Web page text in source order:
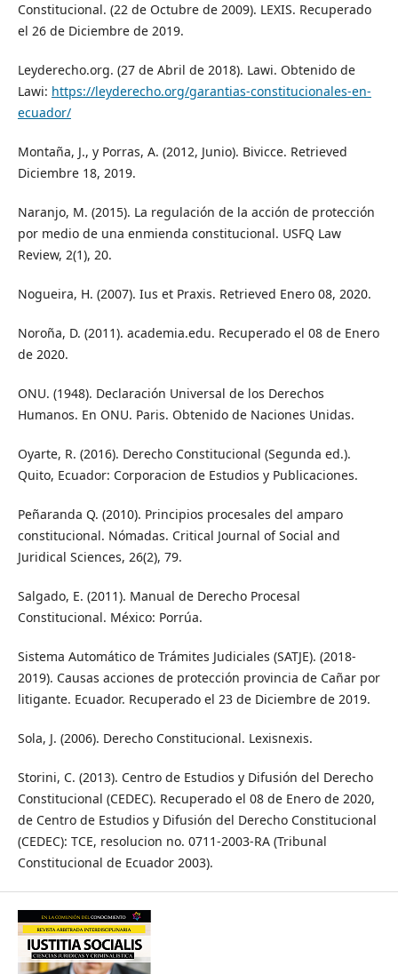
Constitucional. (22 de Octubre de 2009). LEXIS. Recuperado
el 26 de Diciembre de 2019.
Leyderecho.org. (27 de Abril de 2018). Lawi. Obtenido de
Lawi: https://leyderecho.org/garantias-constitucionales-en-
ecuador/
Montaña, J., y Porras, A. (2012, Junio). Bivicce. Retrieved
Diciembre 18, 2019.
Naranjo, M. (2015). La regulación de la acción de protección
por medio de una enmienda constitucional. USFQ Law
Review, 2(1), 20.
Nogueira, H. (2007). Ius et Praxis. Retrieved Enero 08, 2020.
Noroña, D. (2011). academia.edu. Recuperado el 08 de Enero
de 2020.
ONU. (1948). Declaración Universal de los Derechos
Humanos. En ONU. Paris. Obtenido de Naciones Unidas.
Oyarte, R. (2016). Derecho Constitucional (Segunda ed.).
Quito, Ecuador: Corporacion de Estudios y Publicaciones.
Peñaranda Q. (2010). Principios procesales del amparo
constitucional. Nómadas. Critical Journal of Social and
Juridical Sciences, 26(2), 79.
Salgado, E. (2011). Manual de Derecho Procesal
Constitucional. México: Porrúa.
Sistema Automático de Trámites Judiciales (SATJE). (2018-
2019). Causas acciones de protección provincia de Cañar por
litigante. Ecuador. Recuperado el 23 de Diciembre de 2019.
Sola, J. (2006). Derecho Constitucional. Lexisnexis.
Storini, C. (2013). Centro de Estudios y Difusión del Derecho
Constitucional (CEDEC). Recuperado el 08 de Enero de 2020,
de Centro de Estudios y Difusión del Derecho Constitucional
(CEDEC): TCE, resolucion no. 0711-2003-RA (Tribunal
Constitucional de Ecuador 2003).